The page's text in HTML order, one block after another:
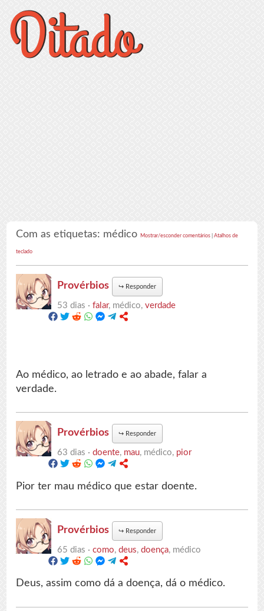
Com as etiquetas: médicoMostrar/esconder comentários |Atalhos de
teclado
Provérbios ↪ Responder
53 dias ·falar, médico,verdade
Ao médico, ao letrado e ao abade, falar a
verdade.
Provérbios ↪ Responder
63 dias ·doente, mau, médico, pior
Pior ter mau médico que estar doente.
Provérbios ↪ Responder
65 dias ·como,deus,doença, médico
Deus, assim como dá a doença, dá o médico.